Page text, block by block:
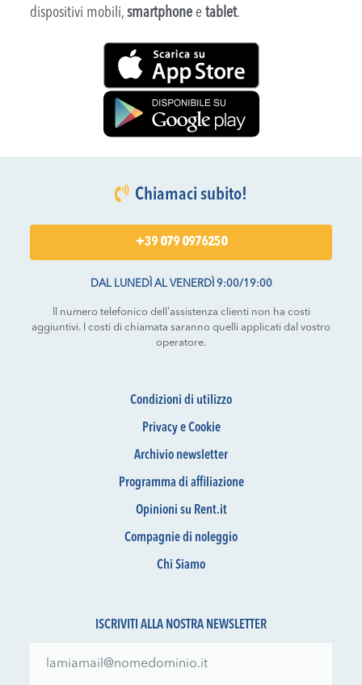
dispositivi mobili,smartphone etablet.
Chiamaci subito!
+39 079 0976250
DAL LUNEDÌ AL VENERDÌ 9:00/19:00
Il numero telefonico dell'assistenza clienti non ha costi
aggiuntivi. I costi di chiamata saranno quelli applicati dal vostro
operatore.
Condizioni di utilizzo
Privacy e Cookie
Archivio newsletter
Programma di affiliazione
Opinioni su Rent.it
Compagnie di noleggio
Chi Siamo
ISCRIVITI ALLA NOSTRA NEWSLETTER